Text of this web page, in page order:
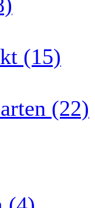
(15)
(22)